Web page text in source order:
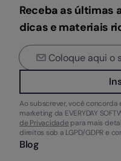
Receba as últimas
dicas e materiais
Ao subscrever, você
marketing da EVERYDAY
de Privacidade para mais
direitos sob a LGPD/GDPR e
Blog